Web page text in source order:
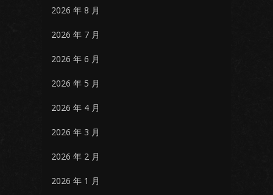
2026 年 8 月
2026 年 7 月
2026 年 6 月
2026 年 5 月
2026 年 4 月
2026 年 3 月
2026 年 2 月
2026 年 1 月